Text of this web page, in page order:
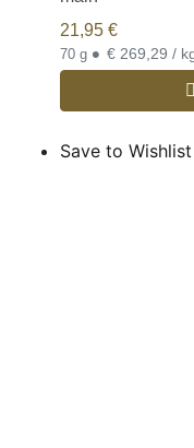
21,95 €
70 g • € 269,29 /
Save to Wishlist